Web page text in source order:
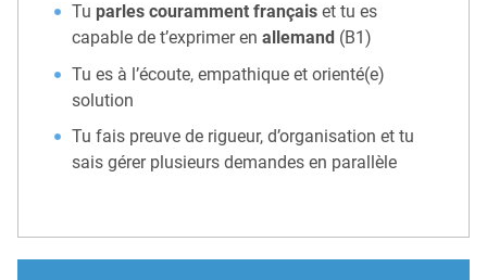
Tu parles couramment français et tu es
capable de t’exprimer enallemand (B1)
Tu es à l’écoute, empathique et orienté(e)
solution
Tu fais preuve de rigueur, d’organisation et tu
sais gérer plusieurs demandes en parallèle